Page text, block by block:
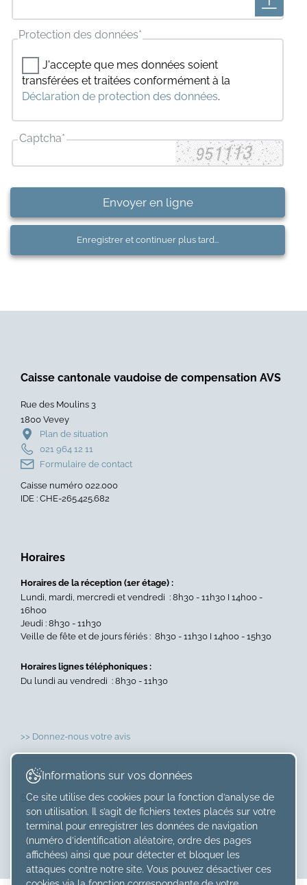
Protection des données*
J'accepte que mes données soient
transférées et traitées conformément à la
Déclaration de protection des données.
Captcha*
Enregistrer et continuer plus tard...
Envoyer en ligne
Caisse cantonale vaudoise de compensation AVS
Rue des Moulins 3
1800 Vevey
Plan de situation
021 964 12 11
Formulaire de contact
Caisse numéro 022.000
IDE : CHE-265.425.682
Horaires
Horaires de la réception (1er étage) :
Lundi, mardi, mercredi et vendredi : 8h30 - 11h30 I 14h00 -
16h00
Jeudi : 8h30 - 11h30
Veille de fête et de jours fériés : 8h30 - 11h30 I 14h00 - 15h30
Horaires lignes téléphoniques :
Du lundi au vendredi : 8h30 - 11h30
>> Donnez-nous votre avis
>> Accéder au calendrier des paiements
Suivez-nous sur
Informations sur vos données
Ce site utilise des cookies pour la fonction d’analyse de
son utilisation. Il s’agit de fichiers textes placés sur votre
terminal pour enregistrer les données de navigation
(numéro d’identification aléatoire, ordre des pages
affichées) ainsi que pour détecter et bloquer les
attaques contre notre site. Vous pouvez désactiver ces
Bonjour, souhaiteriez-vous que je
vous guide dans vos recherches?
×